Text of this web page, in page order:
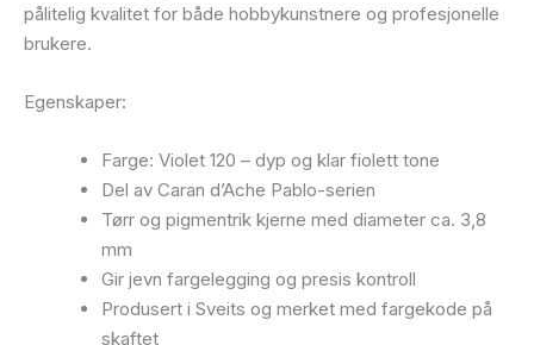
pålitelig kvalitet for både hobbykunstnere og profesjonelle
brukere.
Egenskaper:
Farge: Violet 120 – dyp og klar fiolett tone
Del av Caran d’Ache Pablo-serien
Tørr og pigmentrik kjerne med diameter ca. 3,8
mm
Gir jevn fargelegging og presis kontroll
Produsert i Sveits og merket med fargekode på
skaftet